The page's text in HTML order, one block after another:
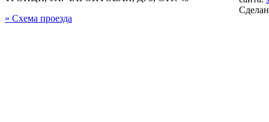
» Схема проезда